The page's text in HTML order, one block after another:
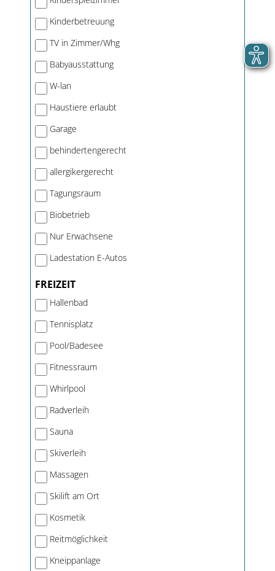
Kinderbetreuung
TV in Zimmer/Whg
Babyausstattung
W-lan
Haustiere erlaubt
Garage
behindertengerecht
allergikergerecht
Tagungsraum
Biobetrieb
Nur Erwachsene
Ladestation E-Autos
FREIZEIT
Hallenbad
Tennisplatz
Pool/Badesee
Fitnessraum
Whirlpool
Radverleih
Sauna
Skiverleih
Massagen
Skilift am Ort
Kosmetik
Reitmöglichkeit
Kneippanlage